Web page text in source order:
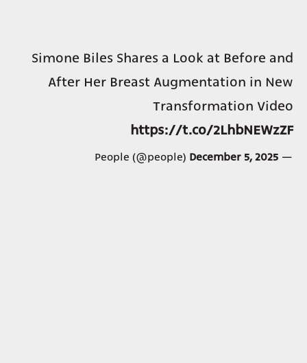
Simone Biles Shares a Look at Before and
After Her Breast Augmentation in New
Transformation Video
https://t.co/2LhbNEWzZF
— People (@people)
December 5, 2025